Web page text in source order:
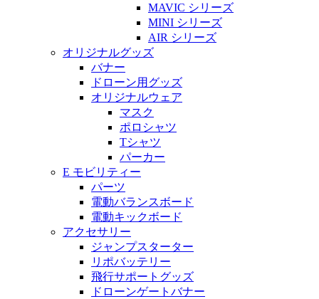
MAVIC シリーズ
MINI シリーズ
AIR シリーズ
オリジナルグッズ
バナー
ドローン用グッズ
オリジナルウェア
マスク
ポロシャツ
Tシャツ
パーカー
E モビリティー
パーツ
電動バランスボード
電動キックボード
アクセサリー
ジャンプスターター
リポバッテリー
飛行サポートグッズ
ドローンゲートバナー